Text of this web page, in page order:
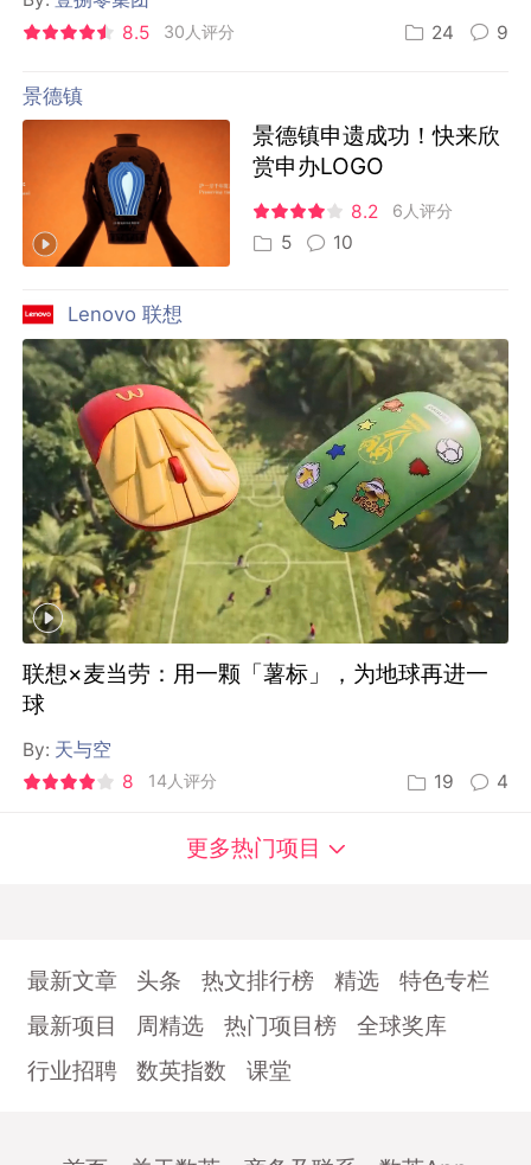
8.5
30人评分 24 9
景德镇
景德镇申遗成功！快来欣
赏申办LOGO
8.2 6人评分
5 10
Lenovo 联想
联想×麦当劳：用一颗「薯标」，为地球再进一
球
By: 天与空
8
14人评分 19 4
更多热门项目
最新文章 头条 热文排行榜 精选
特色专栏
最新项目
周精选 热门项目榜
全球奖库
行业招聘
数英指数 课堂